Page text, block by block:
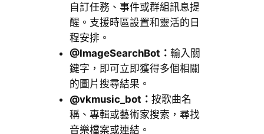
自訂任務、事件或群組訊息提
醒。支援時區設置和靈活的日
程安排。
@ImageSearchBot： 輸入關
鍵字，即可立即獲得多個相關
的圖片搜尋結果。
@vkmusic_bot： 按歌曲名
稱、專輯或藝術家搜索，尋找
音樂檔案或連結。